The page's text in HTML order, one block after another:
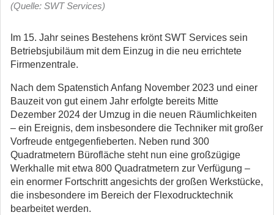
(Quelle: SWT Services)
Im 15. Jahr seines Bestehens krönt SWT Services sein
Betriebsjubiläum mit dem Einzug in die neu errichtete
Firmenzentrale.
Nach dem Spatenstich Anfang November 2023 und einer
Bauzeit von gut einem Jahr erfolgte bereits Mitte
Dezember 2024 der Umzug in die neuen Räumlichkeiten
– ein Ereignis, dem insbesondere die Techniker mit großer
Vorfreude entgegenfieberten. Neben rund 300
Quadratmetern Bürofläche steht nun eine großzügige
Werkhalle mit etwa 800 Quadratmetern zur Verfügung –
ein enormer Fortschritt angesichts der großen Werkstücke,
die insbesondere im Bereich der Flexodrucktechnik
bearbeitet werden.